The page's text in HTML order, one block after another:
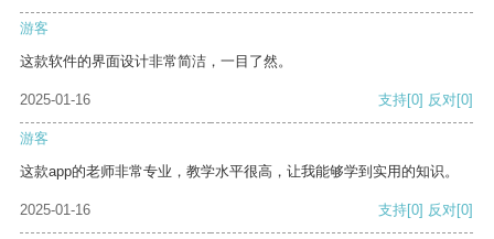
游客
这款软件的界面设计非常简洁，一目了然。
2025-01-16 支持[0] 反对[0]
游客
这款app的老师非常专业，教学水平很高，让我能够学到实用的知识。
2025-01-16 支持[0] 反对[0]